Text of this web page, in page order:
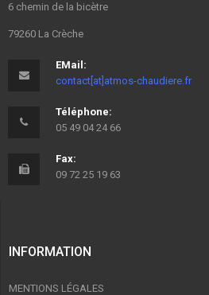
6 chemin de la bicètre
79260 La Crèche
EMail:
contact[at]atmos-chaudiere.fr
Téléphone:
05 49 04 24 66
Fax:
09 72 25 19 63
INFORMATION
MENTIONS LÉGALES